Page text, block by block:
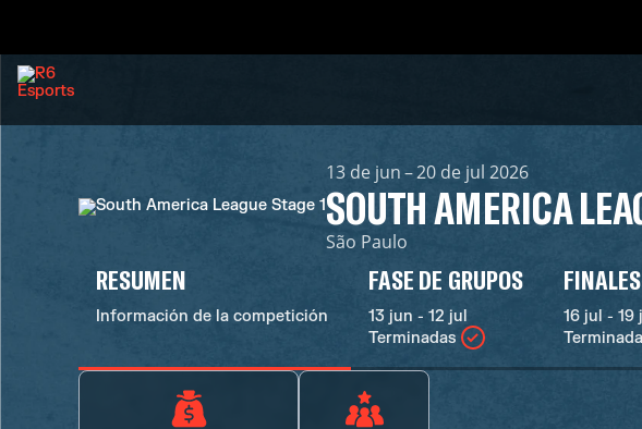
13 de jun – 20 de jul 2026
SOUTH AMERICA
São Paulo
RESUMEN
Información de la competición
FASE DE GRUPOS
13 jun - 12 jul
Terminadas
FINALES
16 jul - 19